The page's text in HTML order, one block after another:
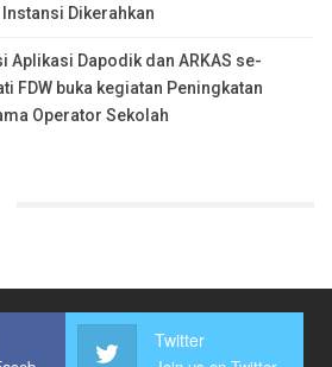
Dikerahkan
Aplikasi Dapodik dan ARKAS se-
FDW buka kegiatan Peningkatan
Operator Sekolah
Twitter